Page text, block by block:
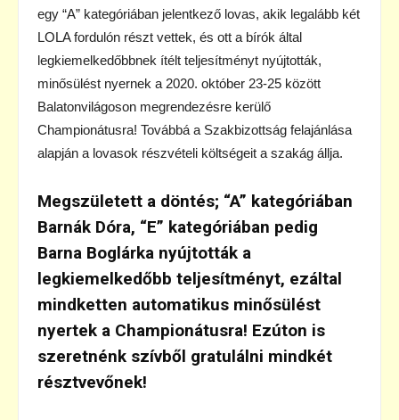
egy “A” kategóriában jelentkező lovas, akik legalább két
LOLA fordulón részt vettek, és ott a bírók által
legkiemelkedőbbnek ítélt teljesítményt nyújtották,
minősülést nyernek a 2020. október 23-25 között
Balatonvilágoson megrendezésre kerülő
Championátusra! Továbbá a Szakbizottság felajánlása
alapján a lovasok részvételi költségeit a szakág állja.
Megszületett a döntés; “A” kategóriában
Barnák Dóra, “E” kategóriában pedig
Barna Boglárka nyújtották a
legkiemelkedőbb teljesítményt, ezáltal
mindketten automatikus minősülést
nyertek a Championátusra! Ezúton is
szeretnénk szívből gratulálni mindkét
résztvevőnek!